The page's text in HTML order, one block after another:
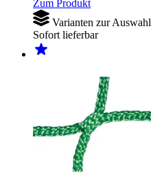
Zum Produkt
Varianten zur Auswahl
Sofort lieferbar